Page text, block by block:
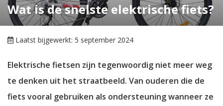
Wat is de snelste elektrische fiets?
Laatst bijgewerkt: 5 september 2024
Elektrische fietsen zijn tegenwoordig niet meer weg
te denken uit het straatbeeld. Van ouderen die de
fiets vooral gebruiken als ondersteuning wanneer ze